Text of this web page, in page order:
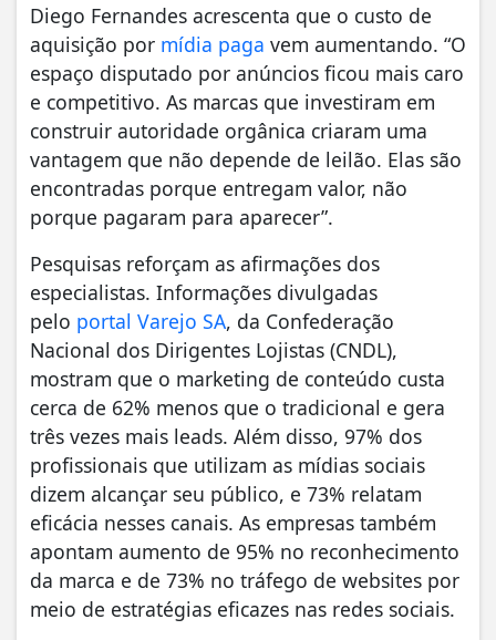
Diego Fernandes acrescenta que o custo de
aquisição por mídia paga vem aumentando. “O
espaço disputado por anúncios ficou mais caro
e competitivo. As marcas que investiram em
construir autoridade orgânica criaram uma
vantagem que não depende de leilão. Elas são
encontradas porque entregam valor, não
porque pagaram para aparecer”.
Pesquisas reforçam as afirmações dos
especialistas. Informações divulgadas
pelo portal Varejo SA, da Confederação
Nacional dos Dirigentes Lojistas (CNDL),
mostram que o marketing de conteúdo custa
cerca de 62% menos que o tradicional e gera
três vezes mais leads. Além disso, 97% dos
profissionais que utilizam as mídias sociais
dizem alcançar seu público, e 73% relatam
eficácia nesses canais. As empresas também
apontam aumento de 95% no reconhecimento
da marca e de 73% no tráfego de websites por
meio de estratégias eficazes nas redes sociais.